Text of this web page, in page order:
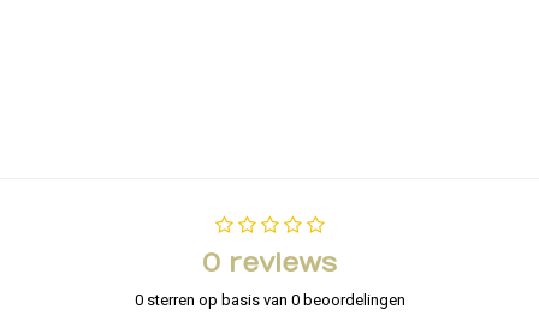
0 reviews
0 sterren op basis van 0 beoordelingen